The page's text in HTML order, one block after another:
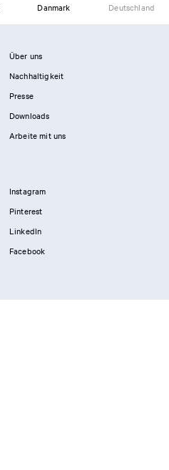
Danmark Deutschland
Über uns
Nachhaltigkeit
Presse
Downloads
Arbeite mit uns
Instagram
Pinterest
LinkedIn
Facebook